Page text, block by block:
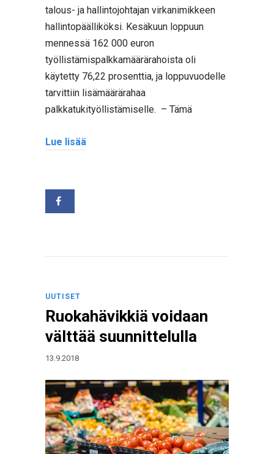
talous- ja hallintojohtajan virkanimikkeen
hallintopäälliköksi. Kesäkuun loppuun
mennessä 162 000 euron
työllistämispalkkamäärärahoista oli
käytetty 76,22 prosenttia, ja loppuvuodelle
tarvittiin lisämäärärahaa
palkkatukityöllistämiselle. – Tämä
Lue lisää
UUTISET
Ruokahävikkiä voidaan
välttää suunnittelulla
13.9.2018